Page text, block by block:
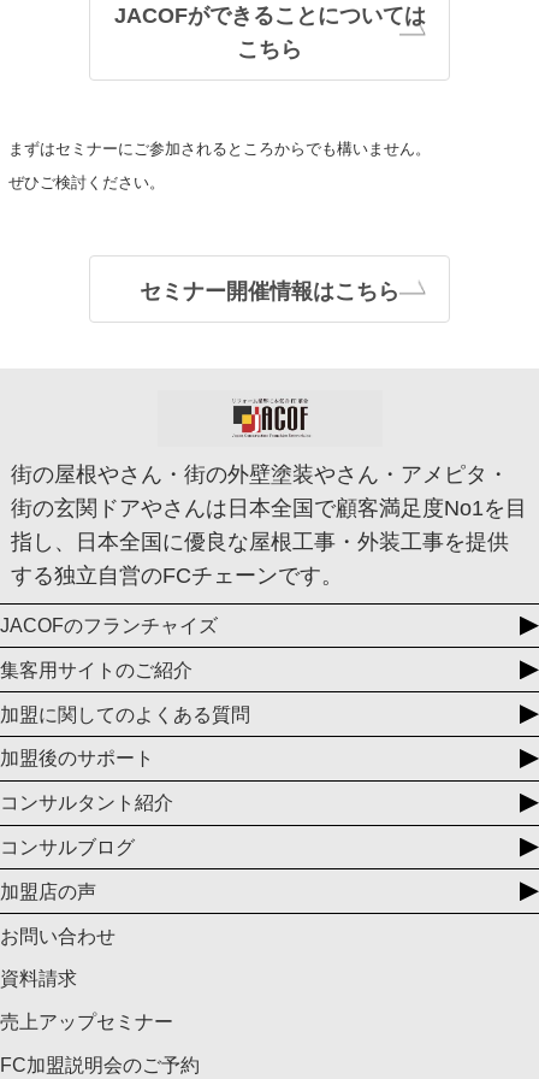
JACOFができることについては
こちら
まずはセミナーにご参加されるところからでも構いません。
ぜひご検討ください。
セミナー開催情報はこちら
街の屋根やさん・街の外壁塗装やさん・アメピタ・
街の玄関ドアやさんは日本全国で顧客満足度No1を目
指し、日本全国に優良な屋根工事・外装工事を提供
する独立自営のFCチェーンです。
JACOFのフランチャイズ
集客用サイトのご紹介
加盟に関してのよくある質問
加盟後のサポート
コンサルタント紹介
コンサルブログ
加盟店の声
お問い合わせ
資料請求
売上アップセミナー
FC加盟説明会のご予約